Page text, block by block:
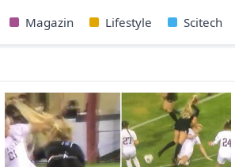
Magazin Lifestyle Scitech